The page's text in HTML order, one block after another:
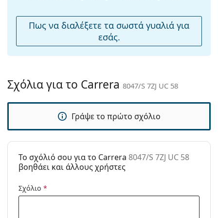
άρθρωση:
Όχι
Αξεσουάρ
Πανί
καθαρισμού:
Ναι
Τύπος:
Ανδρικά
Μάρκα:
Carrera
8047/S 7ZJ UC 58
Πως να διαλέξετε τα σωστά γυαλιά για
εσάς.
Σχόλια για το Carrera 8047/S 7ZJ UC 58
Γράψε το πρώτο σχόλιο
To σχόλιό σου για το Carrera 8047/S 7ZJ UC 58
βοηθάει και άλλους χρήστες
Σχόλιο *